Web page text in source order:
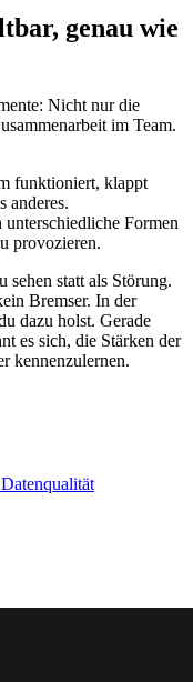
genau wie
Nicht nur die
im Team.
funktioniert, klappt
anderes.
Formen
provozieren.
statt als Störung.
Bremser. In der
dazu holst. Gerade
es sich, die Stärken der
kennenzulernen.